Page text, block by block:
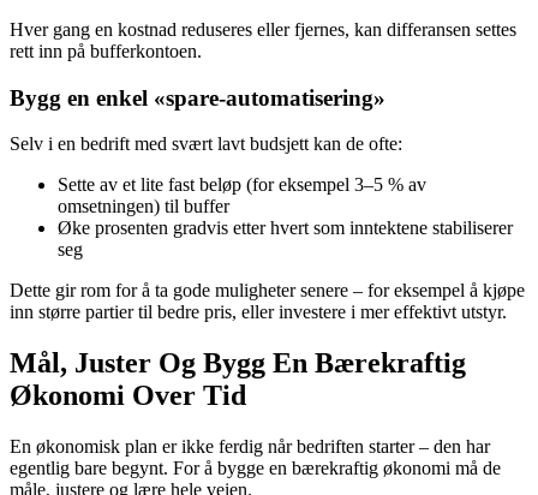
Hver gang en kostnad reduseres eller fjernes, kan differansen settes
rett inn på bufferkontoen.
Bygg en enkel «spare-automatisering»
Selv i en bedrift med svært lavt budsjett kan de ofte:
Sette av et lite fast beløp (for eksempel 3–5 % av
omsetningen) til buffer
Øke prosenten gradvis etter hvert som inntektene stabiliserer
seg
Dette gir rom for å ta gode muligheter senere – for eksempel å kjøpe
inn større partier til bedre pris, eller investere i mer effektivt utstyr.
Mål, Juster Og Bygg En Bærekraftig
Økonomi Over Tid
En økonomisk plan er ikke ferdig når bedriften starter – den har
egentlig bare begynt. For å bygge en bærekraftig økonomi må de
måle, justere og lære hele veien.